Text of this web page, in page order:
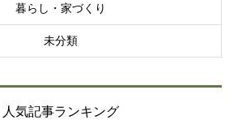
暮らし・家づくり
未分類
人気記事ランキング